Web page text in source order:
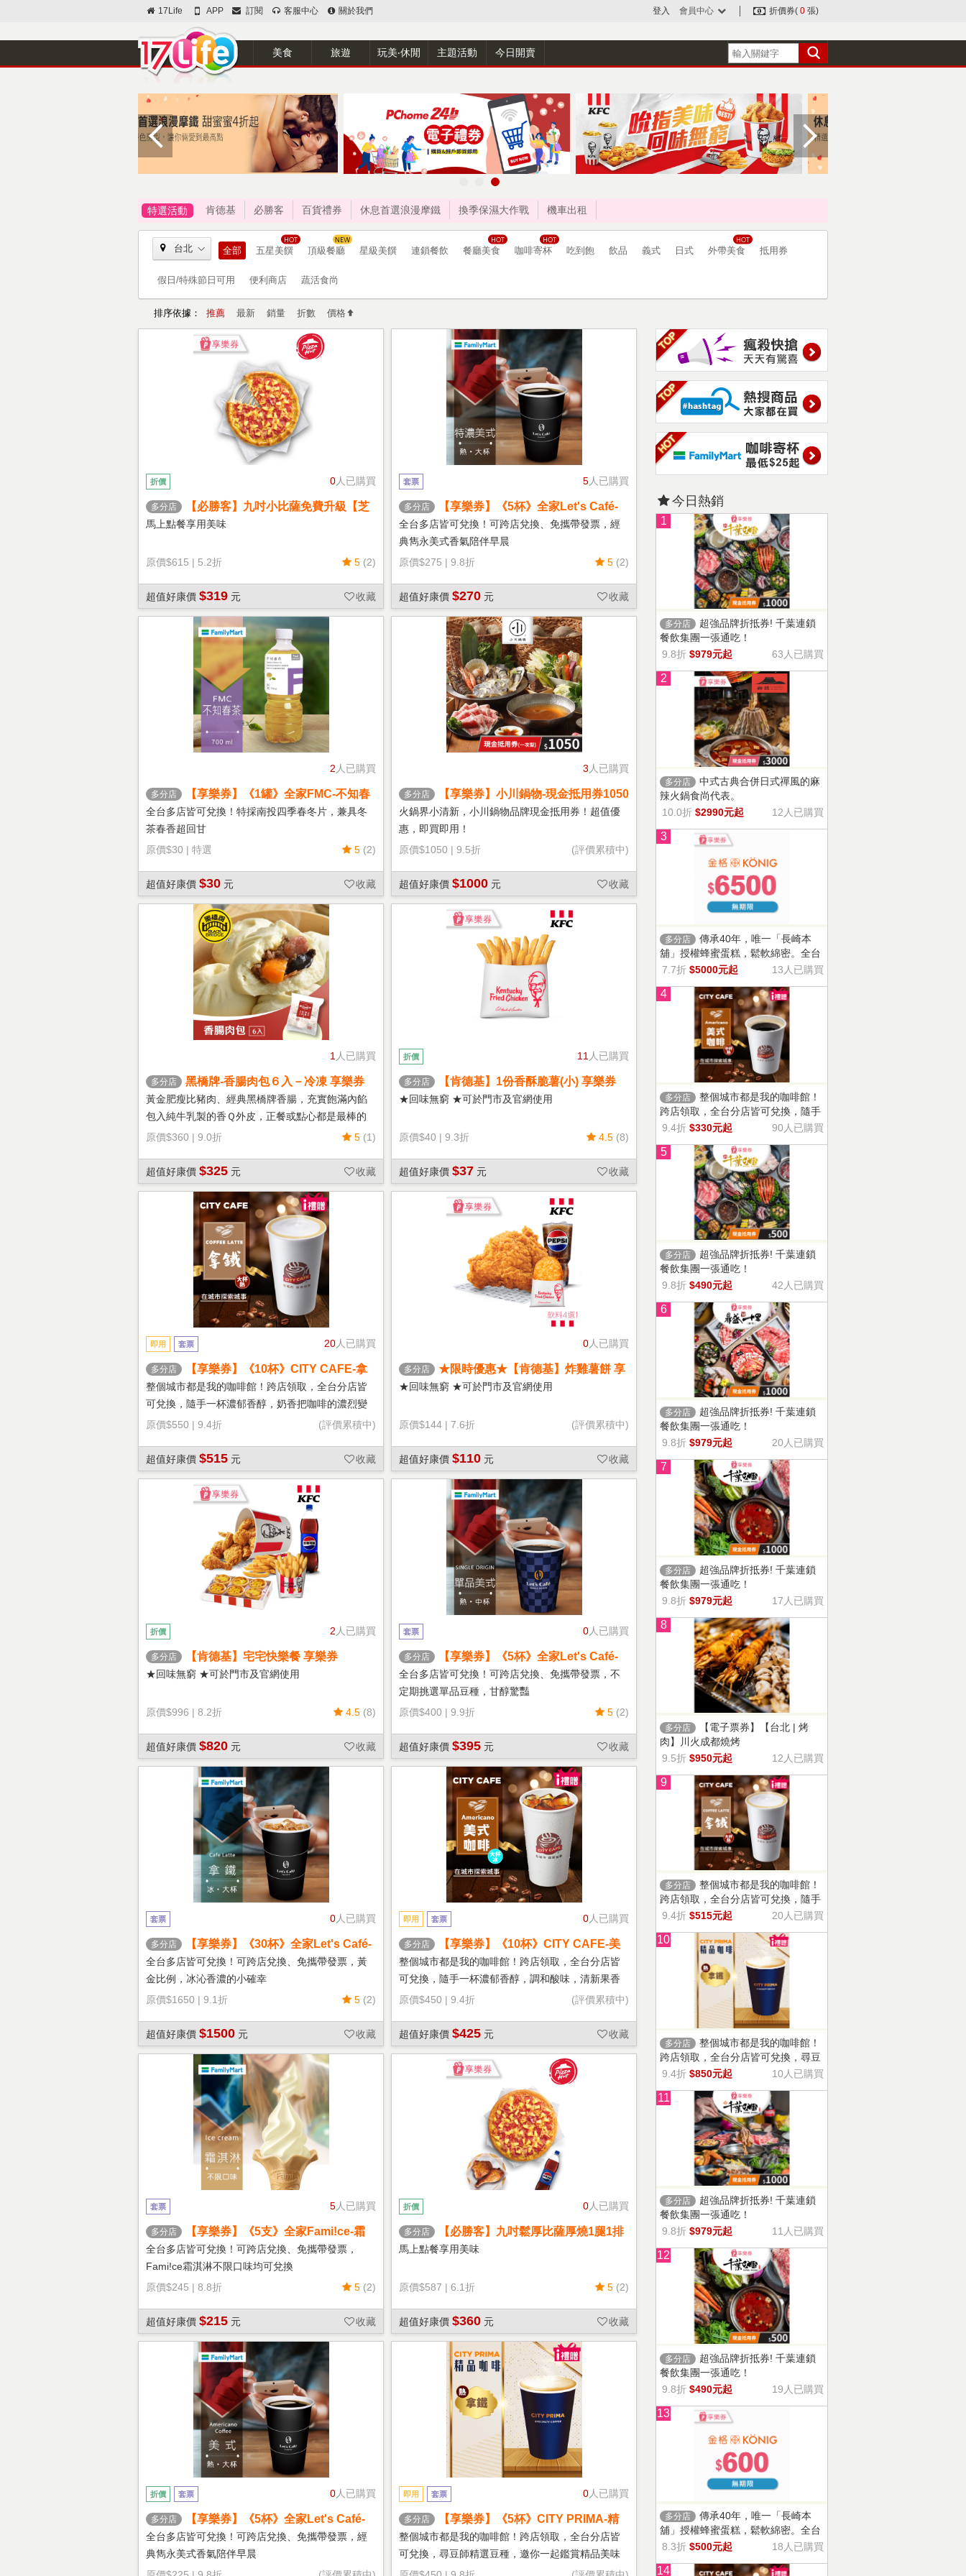
17Life APP 訂閱 客服中心 關於我們 登入 會員中心 折價券( 0 張)
美食 旅遊 玩美‧休閒 主題活動 今日開賣
特選活動 肯德基 必勝客 百貨禮券 休息首選浪漫摩鐵 換季保濕大作戰 機車出租
台北 全部 五星美饌 頂級餐廳 星級美饌 連鎖餐飲 餐廳美食 咖啡寄杯 吃到飽 飲品 義式 日式 外帶美食 抵用券
假日/特殊節日可用 便利商店 蔬活食尚
排序依據： 推薦 最新 銷量 折數 價格
0人已購買
折價
多分店
【必勝客】九吋小比薩免費升級【芝
心餅皮】享樂券
馬上點餐享用美味
原價$615 | 5.2折 5 (2)
超值好康價 $319 元 收藏
5人已購買
套票
多分店
【享樂券】《5杯》全家Let's Café-
熱特濃美式(大杯)
全台多店皆可兌換！可跨店兌換、免攜帶發票，經
典雋永美式香氣陪伴早晨
原價$275 | 9.8折 5 (2)
超值好康價 $270 元 收藏
2 人已購買
多分店
【享樂券】《1罐》全家FMC-不知春
茶
全台多店皆可兌換！特採南投四季春冬片，兼具冬
茶春香超回甘
原價$30 | 特選 5 (2)
超值好康價 $30 元 收藏
3 人已購買
多分店
【享樂券】小川鍋物-現金抵用券1050
元(一次型)
火鍋界小清新，小川鍋物品牌現金抵用券！超值優
惠，即買即用！
原價$1050 | 9.5折 (評價累積中)
超值好康價 $1000 元 收藏
1 人已購買
多分店 黑橋牌-香腸肉包６入－冷凍 享樂券
黃金肥瘦比豬肉、經典黑橋牌香腸，充實飽滿內餡
包入純牛乳製的香Ｑ外皮，正餐或點心都是最棒的
選擇！
原價$360 | 9.0折 5 (1)
超值好康價 $325 元 收藏
11 人已購買
折價
多分店 【肯德基】1份香酥脆薯(小) 享樂券
★回味無窮 ★可於門市及官網使用
原價$40 | 9.3折 4.5 (8)
超值好康價 $37 元 收藏
20人已購買
即用 套票
多分店
【享樂券】《10杯》CITY CAFE-拿
鐵(大杯-熱)
整個城市都是我的咖啡館！跨店領取，全台分店皆
可兌換，隨手一杯濃郁香醇，奶香把咖啡的濃烈變
溫柔！
原價$550 | 9.4折 (評價累積中)
超值好康價 $515 元 收藏
0人已購買
多分店
★限時優惠★【肯德基】炸雞薯餅 享
樂券
★回味無窮 ★可於門市及官網使用
原價$144 | 7.6折 (評價累積中)
超值好康價 $110 元 收藏
2 人已購買
折價
多分店 【肯德基】宅宅快樂餐 享樂券
★回味無窮 ★可於門市及官網使用
原價$996 | 8.2折 4.5 (8)
超值好康價 $820 元 收藏
0人已購買
套票
多分店
【享樂券】《5杯》全家Let's Café-
熱單品美式(中杯)
全台多店皆可兌換！可跨店兌換、免攜帶發票，不
定期挑選單品豆種，甘醇驚豔
原價$400 | 9.9折 5 (2)
超值好康價 $395 元 收藏
0人已購買
套票
多分店
【享樂券】《30杯》全家Let's Café-
冰拿鐵(大杯)
全台多店皆可兌換！可跨店兌換、免攜帶發票，黃
金比例，冰沁香濃的小確幸
原價$1650 | 9.1折 5 (2)
超值好康價 $1500 元 收藏
0人已購買
即用 套票
多分店
【享樂券】《10杯》CITY CAFE-美
式咖啡(大杯-冰)
整個城市都是我的咖啡館！跨店領取，全台分店皆
可兌換，隨手一杯濃郁香醇，調和酸味，清新果香
回甘不苦澀
原價$450 | 9.4折 (評價累積中)
超值好康價 $425 元 收藏
5人已購買
套票
多分店
【享樂券】《5支》全家Fami!ce-霜
淇淋(口味不限)
全台多店皆可兌換！可跨店兌換、免攜帶發票，
Fami!ce霜淇淋不限口味均可兌換
原價$245 | 8.8折 5 (2)
超值好康價 $215 元 收藏
0人已購買
折價
多分店
【必勝客】九吋鬆厚比薩厚燒1腿1排
套餐 享樂券
馬上點餐享用美味
原價$587 | 6.1折 5 (2)
超值好康價 $360 元 收藏
0人已購買
折價 套票
多分店
【享樂券】《5杯》全家Let's Café-
熱美式(大杯)
全台多店皆可兌換！可跨店兌換、免攜帶發票，經
典雋永美式香氣陪伴早晨
0人已購買
即用 套票
多分店
【享樂券】《5杯》CITY PRIMA-精
品拿鐵(中杯-熱)
整個城市都是我的咖啡館！跨店領取，全台分店皆
可兌換，尋豆師精選豆種，邀你一起鑑賞精品美味
今日熱銷
1
多分店
超強品牌折抵券! 千葉連鎖
餐飲集團一張通吃！
9.8折 $979元起 63人已購買
2
多分店
中式古典合併日式禪風的麻
辣火鍋食尚代表。
10.0折 $2990元起 12人已購買
3
多分店
傳承40年，唯一「長崎本
舖」授權蜂蜜蛋糕，鬆軟綿密。全台
13家門市適用，自選商品，幸福烘焙
7.7折 $5000元起 13人已購買
4
多分店
整個城市都是我的咖啡館！
跨店領取，全台分店皆可兌換，隨手
一杯濃郁香醇，調和酸味，清新果香
9.4折 $330元起 90人已購買
5
多分店
超強品牌折抵券! 千葉連鎖
餐飲集團一張通吃！
9.8折 $490元起 42人已購買
6
多分店
超強品牌折抵券! 千葉連鎖
餐飲集團一張通吃！
9.8折 $979元起 20人已購買
7
多分店
超強品牌折抵券! 千葉連鎖
餐飲集團一張通吃！
9.8折 $979元起 17人已購買
8
多分店
【電子票券】【台北 | 烤
肉】川火成都燒烤
9.5折 $950元起 12人已購買
9
多分店
整個城市都是我的咖啡館！
跨店領取，全台分店皆可兌換，隨手
一杯濃郁香醇，奶香把咖啡的濃烈變
9.4折 $515元起 20人已購買
10
多分店
整個城市都是我的咖啡館！
跨店領取，全台分店皆可兌換，尋豆
師精選豆種，邀你一起鑑賞精品美味
9.4折 $850元起 10人已購買
11
多分店
超強品牌折抵券! 千葉連鎖
餐飲集團一張通吃！
9.8折 $979元起 11人已購買
12
多分店
超強品牌折抵券! 千葉連鎖
餐飲集團一張通吃！
9.8折 $490元起 19人已購買
13
多分店
傳承40年，唯一「長崎本
舖」授權蜂蜜蛋糕，鬆軟綿密。全台
13家門市適用，自選商品，幸福烘焙
8.3折 $500元起 18人已購買
14